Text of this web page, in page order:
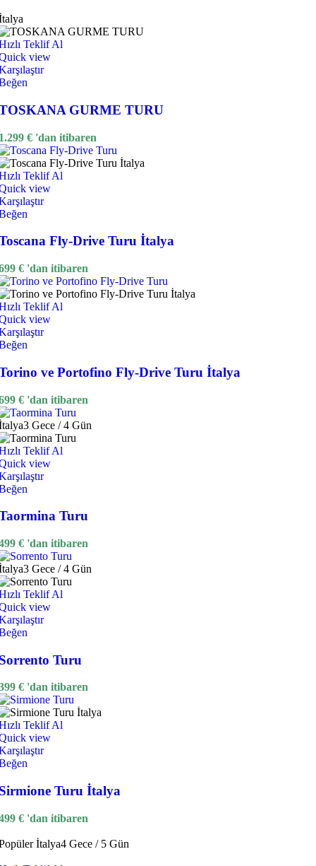
Teklif Al
view
GURME TURU
€ 'dan itibaren
Teklif Al
view
Fly-Drive Turu İtalya
€ 'dan itibaren
Teklif Al
view
ve Portofino Fly-Drive Turu İtalya
€ 'dan itibaren
3 Gece / 4 Gün
Teklif Al
view
Turu
€ 'dan itibaren
3 Gece / 4 Gün
Teklif Al
view
Turu
€ 'dan itibaren
Teklif Al
view
Turu İtalya
€ 'dan itibaren
İtalya4 Gece / 5 Gün